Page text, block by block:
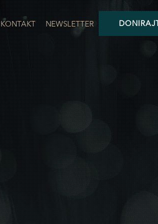
KONTAKT NEWSLETTER